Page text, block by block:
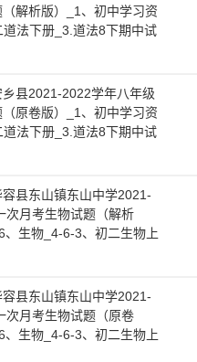
解析版）_1、初中学习资
法下册_3.道法8下期中试
县2021-2022学年八年级
原卷版）_1、初中学习资
法下册_3.道法8下期中试
县东山镇东山中学2021-
次月考生物试题（解析
生物_4-6-3、初二生物上
县东山镇东山中学2021-
次月考生物试题（原卷
生物_4-6-3、初二生物上